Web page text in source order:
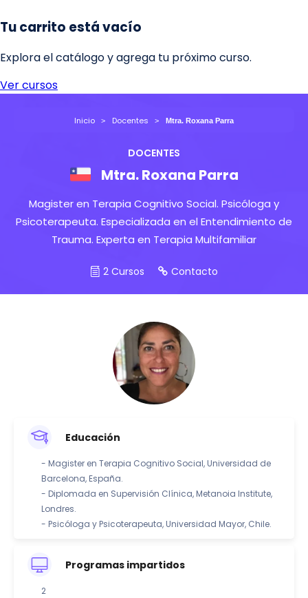
Inicio Docentes Mtra. Roxana Parra
DOCENTES
Mtra. Roxana Parra
Magister en Terapia Cognitivo Social. Psicóloga y
Psicoterapeuta. Especializada en el Entendimiento de
Trauma. Experta en Terapia Multifamiliar
2 Cursos Contacto
Educación
- Magister en Terapia Cognitivo Social, Universidad de
Barcelona, España.
- Diplomada en Supervisión Clínica, Metanoia Institute,
Londres.
- Psicóloga y Psicoterapeuta, Universidad Mayor, Chile.
Programas impartidos
2